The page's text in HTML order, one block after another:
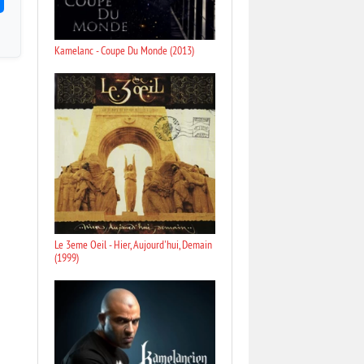
Kamelanc - Coupe Du Monde (2013)
Le 3eme Oeil - Hier, Aujourd'hui, Demain
(1999)